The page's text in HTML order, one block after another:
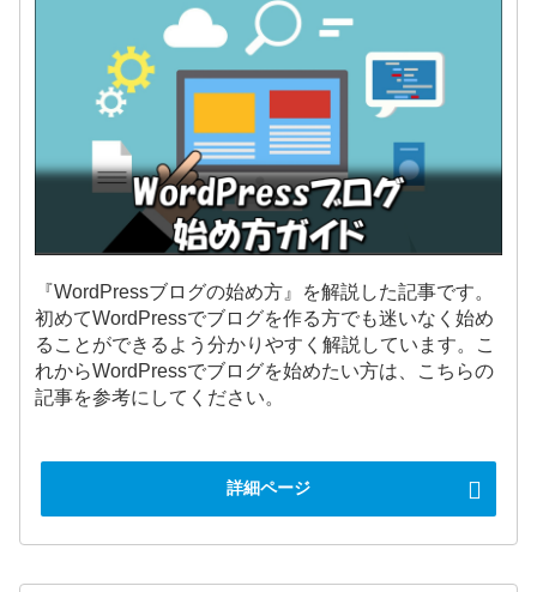
『WordPressブログの始め方』を解説した記事です。
初めてWordPressでブログを作る方でも迷いなく始め
ることができるよう分かりやすく解説しています。こ
れからWordPressでブログを始めたい方は、こちらの
記事を参考にしてください。
詳細ページ